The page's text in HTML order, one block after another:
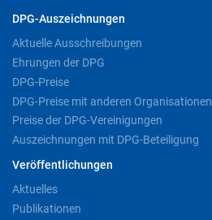
DPG-Auszeichnungen
Aktuelle Ausschreibungen
Ehrungen der DPG
DPG-Preise
DPG-Preise mit anderen Organisationen
Preise der DPG-Vereinigungen
Auszeichnungen mit DPG-Beteiligung
Veröffentlichungen
Aktuelles
Publikationen